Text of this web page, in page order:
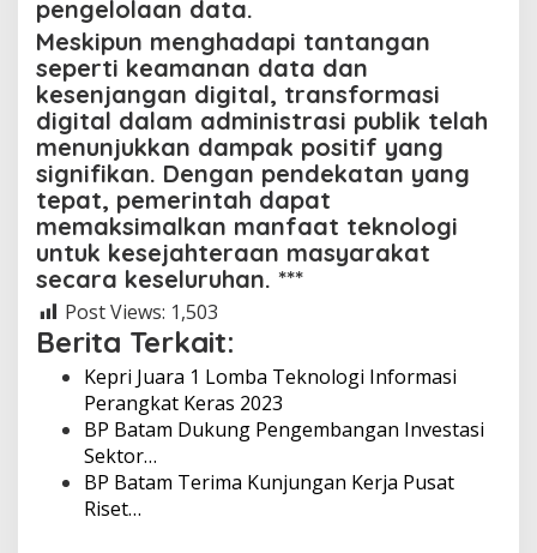
pengelolaan data.
Meskipun menghadapi tantangan
seperti keamanan data dan
kesenjangan digital, transformasi
digital dalam administrasi publik telah
menunjukkan dampak positif yang
signifikan. Dengan pendekatan yang
tepat, pemerintah dapat
memaksimalkan manfaat teknologi
untuk kesejahteraan masyarakat
secara keseluruhan. ***
Post Views: 1,503
Berita Terkait:
Kepri Juara 1 Lomba Teknologi Informasi
Perangkat Keras 2023
BP Batam Dukung Pengembangan Investasi
Sektor…
BP Batam Terima Kunjungan Kerja Pusat
Riset…